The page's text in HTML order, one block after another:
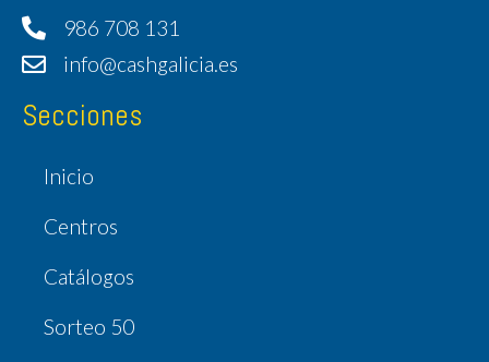
986 708 131
info@cashgalicia.es
Secciones
Inicio
Centros
Catálogos
Sorteo 50